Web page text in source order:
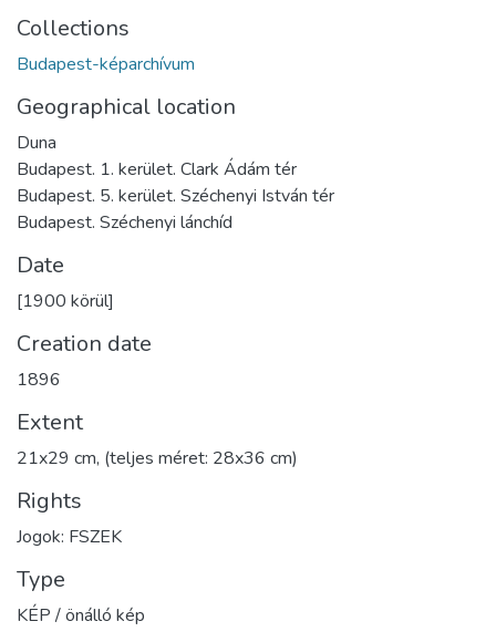
Collections
Budapest-képarchívum
Geographical location
Duna
Budapest. 1. kerület. Clark Ádám tér
Budapest. 5. kerület. Széchenyi István tér
Budapest. Széchenyi lánchíd
Date
[1900 körül]
Creation date
1896
Extent
21x29 cm, (teljes méret: 28x36 cm)
Rights
Jogok: FSZEK
Type
KÉP / önálló kép